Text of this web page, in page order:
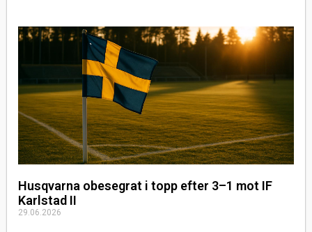
Husqvarna obesegrat i topp efter 3–1 mot IF
Karlstad II
29.06.2026